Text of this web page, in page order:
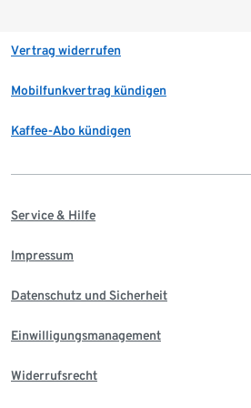
Vertrag widerrufen
Mobilfunkvertrag kündigen
Kaffee-Abo kündigen
Service & Hilfe
Impressum
Datenschutz und Sicherheit
Einwilligungsmanagement
Widerrufsrecht